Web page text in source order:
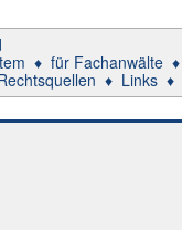
♦ für Fachanwälte ♦
♦ Links ♦